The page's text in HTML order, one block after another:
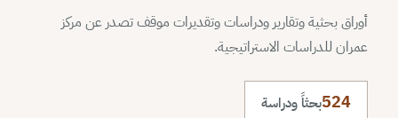
أوراق بحثية وتقارير ودراسات وتقديرات موقف تصدر عن مركز
عمران للدراسات الاستراتيجية.
524بحثاً ودراسة